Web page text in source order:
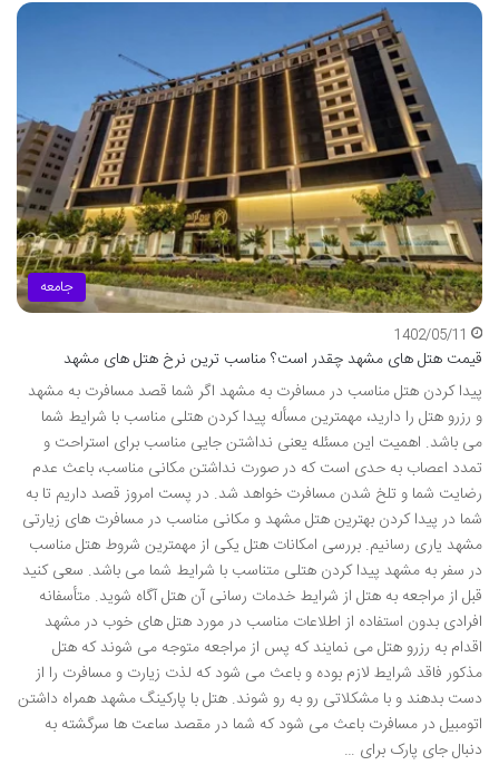
جامعه
1402/05/11
قیمت هتل های مشهد چقدر است؟ مناسب ترین نرخ هتل های مشهد
پیدا کردن هتل مناسب در مسافرت به مشهد اگر شما قصد مسافرت به مشهد
و رزرو هتل را دارید، مهمترین مسأله پیدا کردن هتلی مناسب با شرایط شما
می باشد. اهمیت این مسئله یعنی نداشتن جایی مناسب برای استراحت و
تمدد اعصاب به حدی است که در صورت نداشتن مکانی مناسب، باعث عدم
رضایت شما و تلخ شدن مسافرت خواهد شد. در پست امروز قصد داریم تا به
شما در پیدا کردن بهترین هتل مشهد و مکانی مناسب در مسافرت های زیارتی
مشهد یاری رسانیم. بررسی امکانات هتل یکی از مهمترین شروط هتل مناسب
در سفر به مشهد پیدا کردن هتلی متناسب با شرایط شما می باشد. سعی کنید
قبل از مراجعه به هتل از شرایط خدمات رسانی آن هتل آگاه شوید. متأسفانه
افرادی بدون استفاده از اطلاعات مناسب در مورد هتل های خوب در مشهد
اقدام به رزرو هتل می نمایند که پس از مراجعه متوجه می شوند که هتل
مذکور فاقد شرایط لازم بوده و باعث می شود که لذت زیارت و مسافرت را از
دست بدهند و با مشکلاتی رو به رو شوند. هتل با پارکینگ مشهد همراه داشتن
اتومبیل در مسافرت باعث می شود که شما در مقصد ساعت ها سرگشته به
دنبال جای پارک برای …